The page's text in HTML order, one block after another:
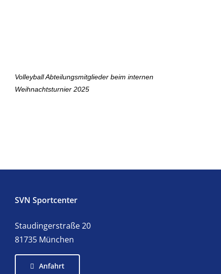
Volleyball Abteilungsmitglieder beim internen
Weihnachtsturnier 2025
SVN Sportcenter
Staudingerstraße 20
81735 München
Anfahrt